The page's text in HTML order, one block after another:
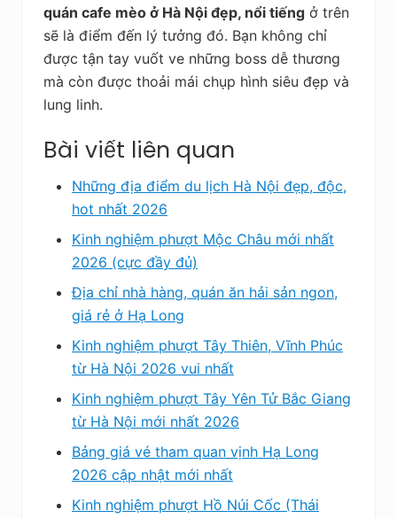
quán cafe mèo ở Hà Nội đẹp, nổi tiếng ở trên
sẽ là điểm đến lý tưởng đó. Bạn không chỉ
được tận tay vuốt ve những boss dễ thương
mà còn được thoải mái chụp hình siêu đẹp và
lung linh.
Bài viết liên quan
Những địa điểm du lịch Hà Nội đẹp, độc,
hot nhất 2026
Kinh nghiệm phượt Mộc Châu mới nhất
2026 (cực đầy đủ)
Địa chỉ nhà hàng, quán ăn hải sản ngon,
giá rẻ ở Hạ Long
Kinh nghiệm phượt Tây Thiên, Vĩnh Phúc
từ Hà Nội 2026 vui nhất
Kinh nghiệm phượt Tây Yên Tử Bắc Giang
từ Hà Nội mới nhất 2026
Bảng giá vé tham quan vịnh Hạ Long
2026 cập nhật mới nhất
Kinh nghiệm phượt Hồ Núi Cốc (Thái